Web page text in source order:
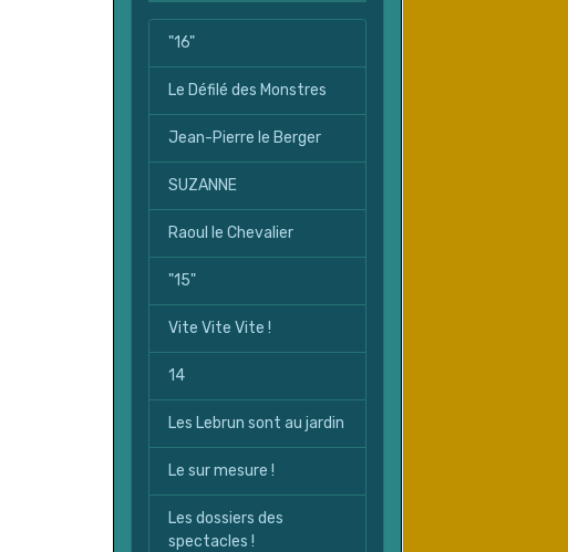
"16"
Le Défilé des Monstres
Jean-Pierre le Berger
SUZANNE
Raoul le Chevalier
"15"
Vite Vite Vite !
14
Les Lebrun sont au jardin
Le sur mesure !
Les dossiers des
spectacles !